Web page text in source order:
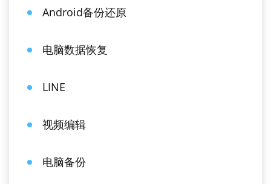
Android备份还原
电脑数据恢复
LINE
视频编辑
电脑备份